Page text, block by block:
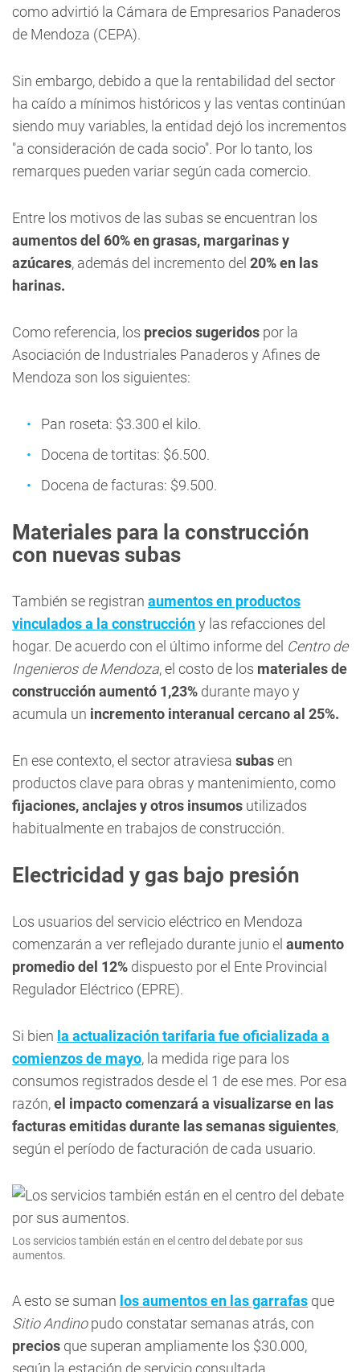
como advirtió la Cámara de Empresarios Panaderos
de Mendoza (CEPA).
Sin embargo, debido a que la rentabilidad del sector
ha caído a mínimos históricos y las ventas continúan
siendo muy variables, la entidad dejó los incrementos
"a consideración de cada socio". Por lo tanto, los
remarques pueden variar según cada comercio.
Entre los motivos de las subas se encuentran los
aumentos del 60% en grasas, margarinas y
azúcares, además del incremento del 20% en las
harinas.
Como referencia, los precios sugeridos por la
Asociación de Industriales Panaderos y Afines de
Mendoza son los siguientes:
Pan roseta: $3.300 el kilo.
Docena de tortitas: $6.500.
Docena de facturas: $9.500.
Materiales para la construcción
con nuevas subas
También se registran aumentos en productos
vinculados a la construccióny las refacciones del
hogar. De acuerdo con el último informe del Centro de
Ingenieros de Mendoza, el costo de los materiales de
construcción aumentó 1,23% durante mayo y
acumula un incremento interanual cercano al 25%.
En ese contexto, el sector atraviesa subasen
productos clave para obras y mantenimiento, como
fijaciones, anclajes y otros insumos utilizados
habitualmente en trabajos de construcción.
Electricidad y gas bajo presión
Los usuarios del servicio eléctrico en Mendoza
comenzarán a ver reflejado durante junio el aumento
promedio del 12% dispuesto por el Ente Provincial
Regulador Eléctrico (EPRE).
Si bien la actualización tarifaria fue oficializada a
comienzos de mayo, la medida rige para los
consumos registrados desde el 1 de ese mes. Por esa
razón,el impacto comenzará a visualizarse en las
facturas emitidas durante las semanas siguientes,
según el período de facturación de cada usuario.
Los servicios también están en el centro del debate por sus
aumentos.
A esto se suman los aumentos en las garrafas que
Sitio Andinopudo constatar semanas atrás, con
precios que superan ampliamente los $30.000,
según la estación de servicio consultada.